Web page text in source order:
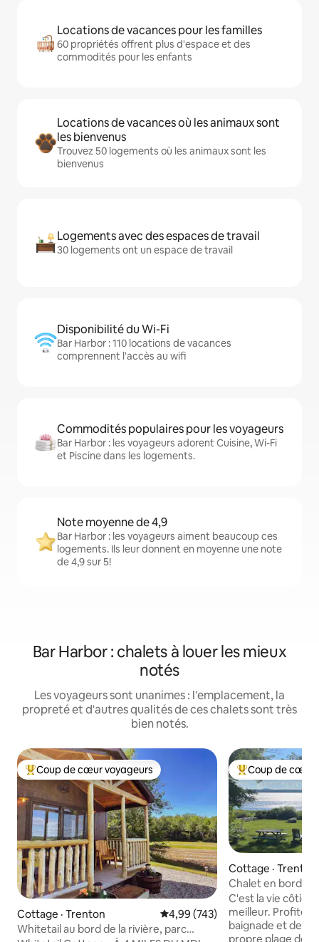
Locations de vacances pour les familles
60 propriétés offrent plus d'espace et des
commodités pour les enfants
Locations de vacances où les animaux sont
les bienvenus
Trouvez 50 logements où les animaux sont les
bienvenus
Logements avec des espaces de travail
30 logements ont un espace de travail
Disponibilité du Wi-Fi
Bar Harbor : 110 locations de vacances
comprennent l'accès au wifi
Commodités populaires pour les voyageurs
Bar Harbor : les voyageurs adorent Cuisine, Wi-Fi
et Piscine dans les logements.
Note moyenne de 4,9
Bar Harbor : les voyageurs aiment beaucoup ces
logements. Ils leur donnent en moyenne une note
de 4,9 sur 5!
Bar Harbor : chalets à louer les mieux
notés
Les voyageurs sont unanimes : l'emplacement, la
propreté et d'autres qualités de ces chalets sont très
bien notés.
Coup de cœur voyageurs parmi les plus aimés
Coup de cœur voyageurs
Cottage · Trenton Note moyenne de 4,99 sur 5,
4,99 (743)
Whitetail au bord de la rivière, parc
Coup de cœur
Coup de cœur
Cottage · Trenton
Chalet en bord
C'est la vie
meilleur. Profitez
baignade et des
propre plage de